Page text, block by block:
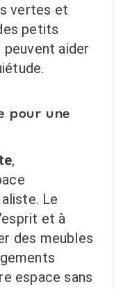
vertes et
petits
aider
pour une
,
Le
et à
des meubles
espace sans